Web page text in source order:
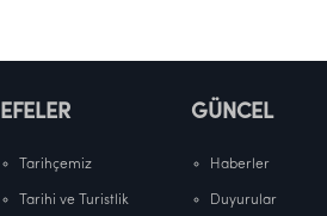
EFELER
Tarihçemiz
Tarihi ve Turistlik
GÜNCEL
Haberler
Duyurular